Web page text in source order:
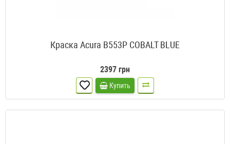
Краска Acura B553P COBALT BLUE
2397 грн
Купить